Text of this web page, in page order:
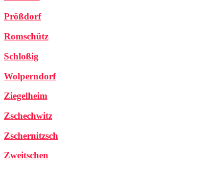
Prößdorf
Romschütz
Schloßig
Wolperndorf
Ziegelheim
Zschechwitz
Zschernitzsch
Zweitschen